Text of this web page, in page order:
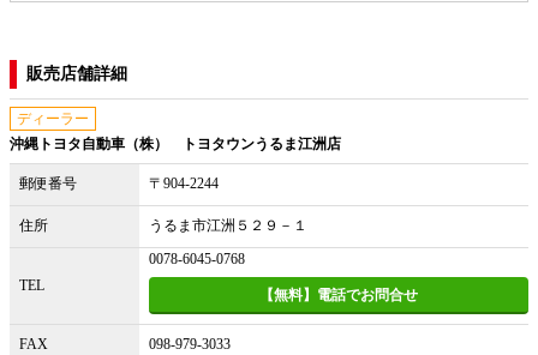
販売店舗詳細
ディーラー
沖縄トヨタ自動車（株） トヨタウンうるま江洲店
郵便番号 〒904-2244
住所 うるま市江洲５２９－１
TEL
0078-6045-0768
【無料】電話でお問合せ
FAX 098-979-3033